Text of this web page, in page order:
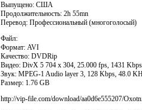
Выпущено: США
Продолжительность: 2h 55mn
Перевод: Профессиональный (многоголосый)
Файл:
Формат: AVI
Качество: DVDRip
Видео: DivX 5 704 x 304, 25.000 fps, 1431 Kbps
Звук: MPEG-1 Audio layer 3, 128 Kbps, 48.0
Размер: 1.76 GB
http://vip-file.com/download/aa0d6e555207/